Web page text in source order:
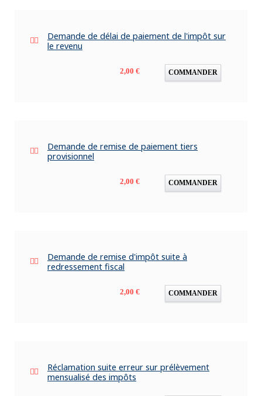
Demande de délai de paiement de l'impôt sur
le revenu
Prix
2,00 € COMMANDER
Demande de remise de paiement tiers
provisionnel
Prix
2,00 € COMMANDER
Demande de remise d'impôt suite à
redressement fiscal
Prix
2,00 € COMMANDER
Réclamation suite erreur sur prélèvement
mensualisé des impôts